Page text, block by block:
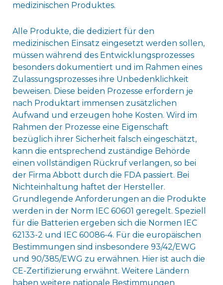
medizinischen Produktes.
Alle Produkte, die dediziert für den
medizinischen Einsatz eingesetzt werden sollen,
müssen während des Entwicklungsprozesses
besonders dokumentiert und im Rahmen eines
Zulassungsprozesses ihre Unbedenklichkeit
beweisen. Diese beiden Prozesse erfordern je
nach Produktart immensen zusätzlichen
Aufwand und erzeugen hohe Kosten. Wird im
Rahmen der Prozesse eine Eigenschaft
bezüglich ihrer Sicherheit falsch eingeschätzt,
kann die entsprechend zuständige Behörde
einen vollständigen Rückruf verlangen, so bei
der Firma Abbott durch die FDA passiert. Bei
Nichteinhaltung haftet der Hersteller.
Grundlegende Anforderungen an die Produkte
werden in der Norm IEC 60601 geregelt. Speziell
für die Batterien ergeben sich die Normen IEC
62133-2 und IEC 60086-4. Für die europäischen
Bestimmungen sind insbesondere 93/42/EWG
und 90/385/EWG zu erwähnen. Hier ist auch die
CE-Zertifizierung erwähnt. Weitere Ländern
haben weitere nationale Bestimmungen